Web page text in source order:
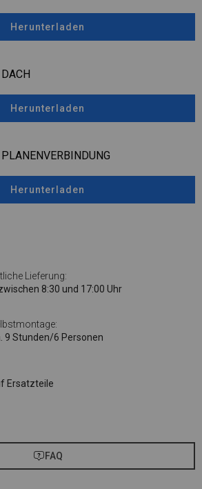
Herunterladen
Herunterladen
Herunterladen
Lieferung:
8:30 und 17:00 Uhr
9 Stunden/6 Personen
Ersatzteile
FAQ